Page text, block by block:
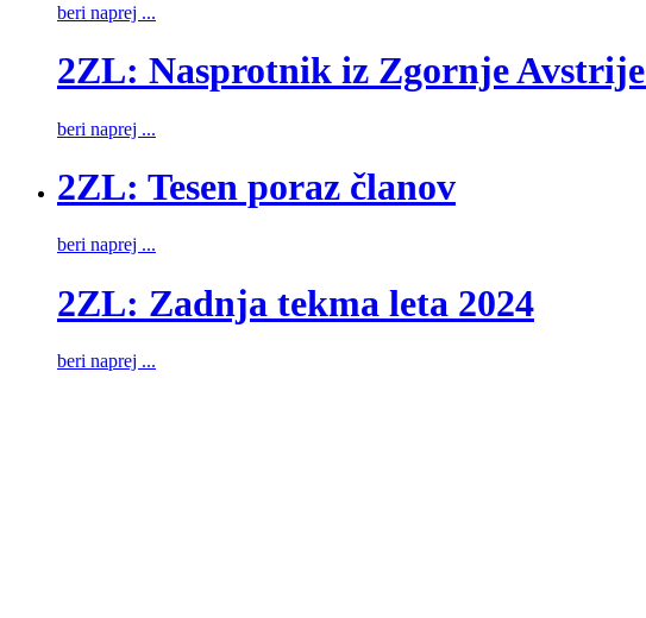
beri naprej ...
2ZL: Nasprotnik iz Zgornje
beri naprej ...
2ZL: Tesen poraz članov
beri naprej ...
2ZL: Zadnja tekma leta 2024
beri naprej ...